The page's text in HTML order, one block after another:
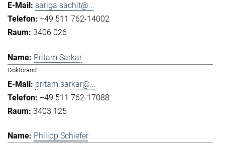
sariga.sachit@...
+49 511 762-14002
3406 026
Pritam Sarkar
Doktorand
pritam.sarkar@...
+49 511 762-17088
3403 125
Philipp Schiefer